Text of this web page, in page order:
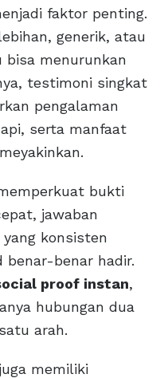
faktor penting.
generik, atau
menurunkan
testimoni singkat
pengalaman
serta manfaat
bukti
jawaban
konsisten
benar-benar hadir.
proof instan,
hubungan dua
arah.
memiliki